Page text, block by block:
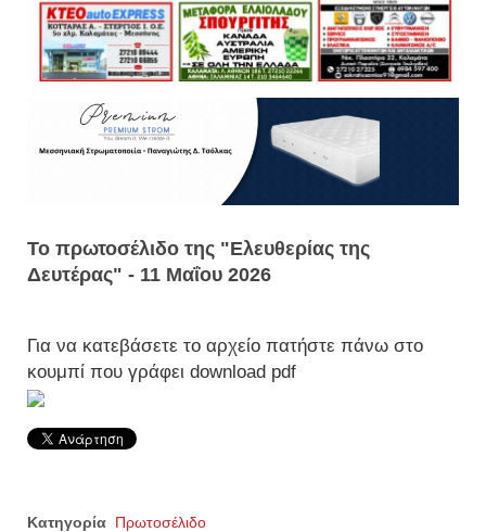
Το πρωτοσέλιδο της "Ελευθερίας της
Δευτέρας" - 11 Μαΐου 2026
Για να κατεβάσετε το αρχείο πατήστε πάνω στο
κουμπί που γράφει download pdf
Κατηγορία Πρωτοσέλιδο